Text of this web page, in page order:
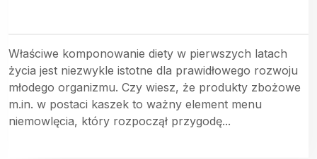
Właściwe komponowanie diety w pierwszych latach
życia jest niezwykle istotne dla prawidłowego rozwoju
młodego organizmu. Czy wiesz, że produkty zbożowe
m.in. w postaci kaszek to ważny element menu
niemowlęcia, który rozpoczął przygodę...